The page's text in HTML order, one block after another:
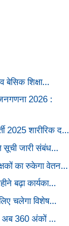
बेसिक शिक्षा...
2026 :
2025 शारीरिक द...
सूची जारी संबंध...
का रुकेगा वेतन...
बढ़ा कार्यका...
चलेगा विशेष...
अब 360 अंकों ...